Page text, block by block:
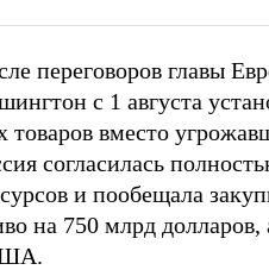
переговоров главы
с 1 августа
вместо
согласилась
и пообещала
на 750 млрд